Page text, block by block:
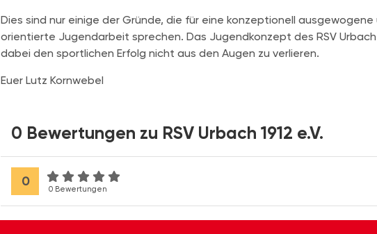
Dies sind nur einige der Gründe, die für eine konzeptionell ausgewogene
orientierte Jugendarbeit sprechen. Das Jugendkonzept des RSV
dabei den sportlichen Erfolg nicht aus den Augen zu verlieren.
Euer Lutz Kornwebel
0 Bewertungen zu RSV Urbach 1912 e.V.
0
0 Bewertungen